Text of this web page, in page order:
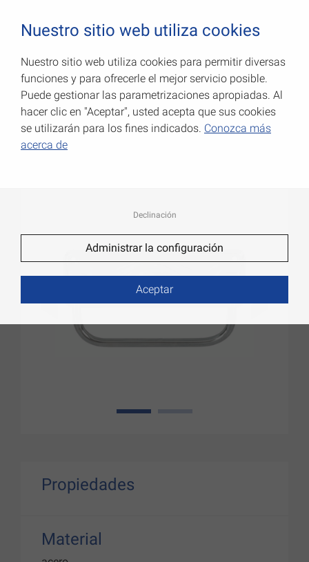
Asas para cajones
Número de art.: 000192100Z
1
Propiedades
Material
Nuestro sitio web utiliza cookies
Nuestro sitio web utiliza cookies para permitir diversas
funciones y para ofrecerle el mejor servicio posible.
Puede gestionar las parametrizaciones apropiadas. Al
hacer clic en "Aceptar", usted acepta que sus cookies
se utilizarán para los fines indicados. Conozca más
acerca de
Declinación
Administrar la configuración
Aceptar